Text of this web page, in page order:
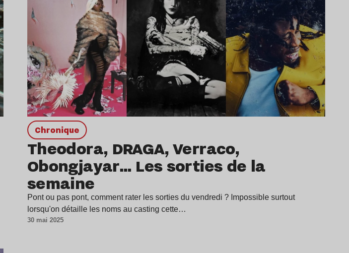
chronique
Theodora, DRAGA, Verraco,
Obongjayar… Les sorties de la
semaine
Pont ou pas pont, comment rater les sorties du vendredi ? Impossible surtout
lorsqu'on détaille les noms au casting cette…
30 mai 2025